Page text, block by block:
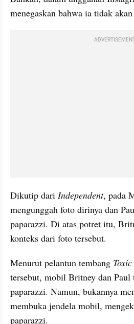
menegaskan bahwa ia tidak
Dikutip dari Independent, pada
mengunggah foto dirinya dan
paparazzi. Di atas potret itu,
konteks dari foto tersebut.
Menurut pelantun tembang Toxic
tersebut, mobil Britney dan Paul
paparazzi. Namun, bukannya
membuka jendela mobil,
paparazzi.